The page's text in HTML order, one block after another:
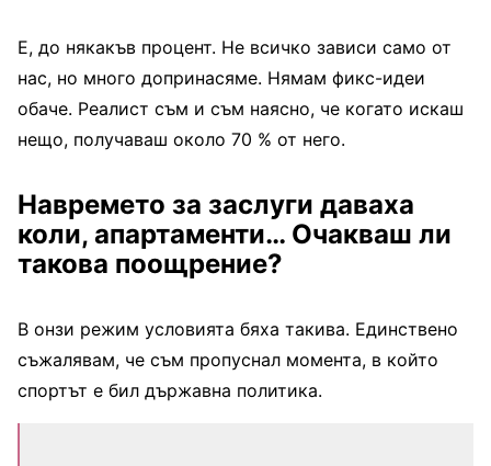
Е, до някакъв процент. Не всичко зависи само от
нас, но много допринасяме. Нямам фикс-идеи
обаче. Реалист съм и съм наясно, че когато искаш
нещо, получаваш около 70 % от него.
Навремето за заслуги даваха
коли, апартаменти… Очакваш ли
такова поощрение?
В онзи режим условията бяха такива. Единствено
съжалявам, че съм пропуснал момента, в който
спортът е бил държавна политика.